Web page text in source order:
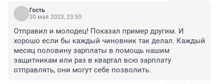
Гость
30 мая 2023, 23:50
Отправил и молодец! Показал пример другим. И
хорошо если бы каждый чиновник так делал. Каждый
месяц половину зарплаты в помощь нашим
защитникам или раз в квартал всю зарплату
отправлять, они могут себе позволить.